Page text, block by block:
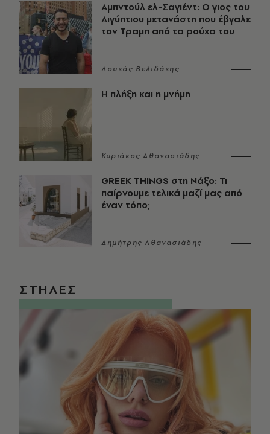
Αμπντούλ ελ-Σαγιέντ: Ο γιος του
Αιγύπτιου μετανάστη που έβγαλε
τον Τραμπ από τα ρούχα του
Λουκάς Βελιδάκης
Η πλήξη και η μνήμη
Κυριάκος Αθανασιάδης
GREEK THINGS στη Νάξο: Τι
παίρνουμε τελικά μαζί μας από
έναν τόπο;
Δημήτρης Αθανασιάδης
ΣΤΗΛΕΣ